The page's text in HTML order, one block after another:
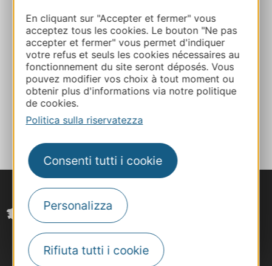
En cliquant sur "Accepter et fermer" vous
acceptez tous les cookies. Le bouton "Ne pas
accepter et fermer" vous permet d'indiquer
votre refus et seuls les cookies nécessaires au
fonctionnement du site seront déposés. Vous
pouvez modifier vos choix à tout moment ou
obtenir plus d'informations via notre politique
de cookies.
Politica sulla riservatezza
Consenti tutti i cookie
Personalizza
Rifiuta tutti i cookie
Sito web
Facebook
AGGIUNGI
AL TACCUINO